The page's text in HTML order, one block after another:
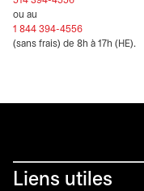
ou au
1 844 394-4556
(sans frais) de 8h à 17h (HE).
Liens utiles​